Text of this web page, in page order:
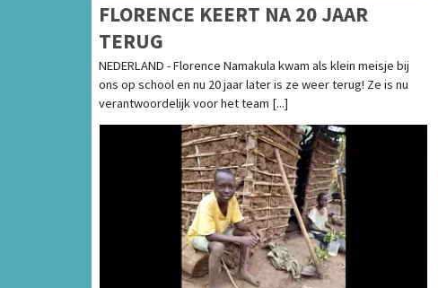
FLORENCE KEERT NA 20 JAAR
TERUG
NEDERLAND - Florence Namakula kwam als klein meisje bij
ons op school en nu 20 jaar later is ze weer terug! Ze is nu
verantwoordelijk voor het team [...]